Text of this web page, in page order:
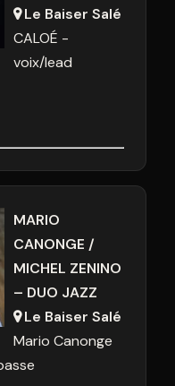
Le Baiser Salé
CALOÉ -
voix/lead
MARIO
CANONGE /
MICHEL ZENINO
– DUO JAZZ
Le Baiser Salé
Mario Canonge